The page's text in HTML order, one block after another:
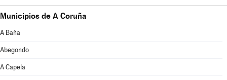
Municipios de A Coruña
A Baña
Abegondo
A Capela